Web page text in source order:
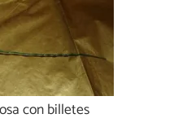
con billetes